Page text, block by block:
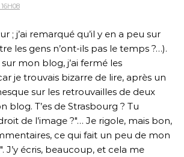
; j’ai remarqué qu’il y en a peu sur
les gens n’ont-ils pas le temps ?…).
mon blog, j’ai fermé les
je trouvais bizarre de lire, après un
sur les retrouvailles de deux
blog. T’es de Strasbourg ? Tu
de l’image ?"… Je rigole, mais bon,
ce qui fait un peu de mon
J’y écris, beaucoup, et cela me